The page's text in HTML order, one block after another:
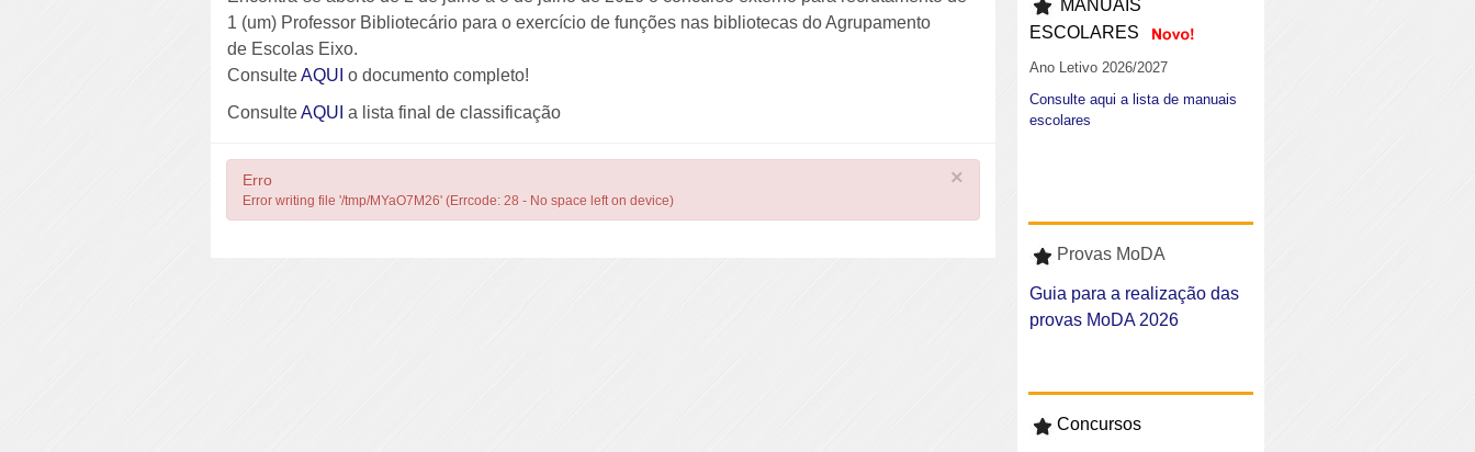
1 (um) Professor Bibliotecário para o exercício de funções nas bibliotecas do Agrupamento
de Escolas Eixo.
ConsulteAQUI o documento completo!
ConsulteAQUI a lista final de classificação
×
Erro
Error writing file '/tmp/MYaO7M26' (Errcode: 28 - No space left on device)
MANUAIS
ESCOLARES
Ano Letivo 2026/2027
Consulte aqui a lista de manuais
escolares
Provas MoDA
Guia para a realização das
provas MoDA 2026
Concursos